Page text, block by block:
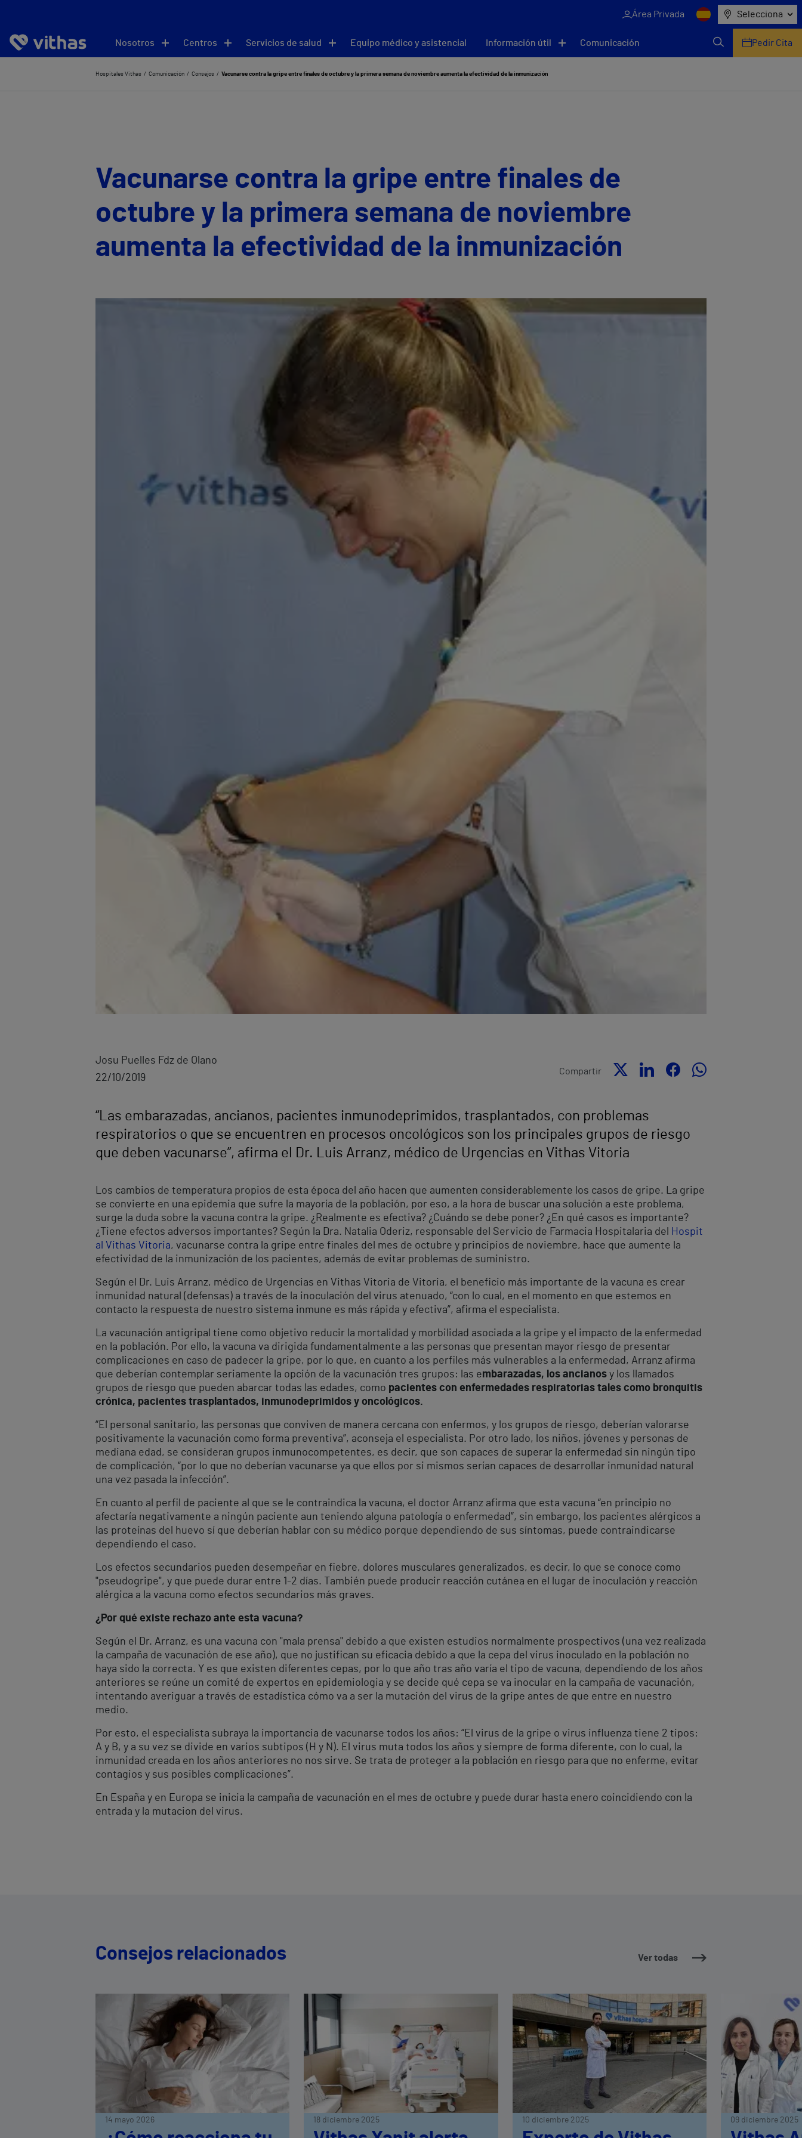
Área Privada Selecciona
Nosotros Centros Servicios de salud Equipo médico y asistencial Información útil Comunicación Pedir Cita
Hospitales Vithas Comunicación Consejos Vacunarse contra la gripe entre finales de octubre y la primera semana de noviembre aumenta la efectividad de la inmunización
Vacunarse contra la gripe entre finales de
octubre y la primera semana de noviembre
aumenta la efectividad de la inmunización
Josu Puelles Fdz de Olano
22/10/2019
Compartir
“Las embarazadas, ancianos, pacientes inmunodeprimidos, trasplantados, con problemas
respiratorios o que se encuentren en procesos oncológicos son los principales grupos de riesgo
que deben vacunarse”, afirma el Dr. Luis Arranz, médico de Urgencias en Vithas Vitoria
Los cambios de temperatura propios de esta época del año hacen que aumenten considerablemente los casos de gripe. La gripe
se convierte en una epidemia que sufre la mayoría de la población, por eso, a la hora de buscar una solución a este problema,
surge la duda sobre la vacuna contra la gripe. ¿Realmente es efectiva? ¿Cuándo se debe poner? ¿En qué casos es importante?
¿Tiene efectos adversos importantes? Según la Dra. Natalia Oderiz, responsable del Servicio de Farmacia Hospitalaria del
Hospit
al Vithas Vitoria, vacunarse contra la gripe entre finales del mes de octubre y principios de noviembre, hace que aumente la
efectividad de la inmunización de los pacientes, además de evitar problemas de suministro.
Según el Dr. Luis Arranz, médico de Urgencias en Vithas Vitoria de Vitoria, el beneficio más importante de la vacuna es crear
inmunidad natural (defensas) a través de la inoculación del virus atenuado, “con lo cual, en el momento en que estemos en
contacto la respuesta de nuestro sistema inmune es más rápida y efectiva”, afirma el especialista.
La vacunación antigripal tiene como objetivo reducir la mortalidad y morbilidad asociada a la gripe y el impacto de la enfermedad
en la población. Por ello, la vacuna va dirigida fundamentalmente a las personas que presentan mayor riesgo de presentar
complicaciones en caso de padecer la gripe, por lo que, en cuanto a los perfiles más vulnerables a la enfermedad, Arranz afirma
que deberían contemplar seriamente la opción de la vacunación tres grupos: las embarazadas, los ancianos y los llamados
grupos de riesgo que pueden abarcar todas las edades, como pacientes con enfermedades respiratorias tales como bronquitis
crónica, pacientes trasplantados, inmunodeprimidos y oncológicos.
“El personal sanitario, las personas que conviven de manera cercana con enfermos, y los grupos de riesgo, deberían valorarse
positivamente la vacunación como forma preventiva”, aconseja el especialista. Por otro lado, los niños, jóvenes y personas de
mediana edad, se consideran grupos inmunocompetentes, es decir, que son capaces de superar la enfermedad sin ningún tipo
de complicación, “por lo que no deberían vacunarse ya que ellos por si mismos serían capaces de desarrollar inmunidad natural
una vez pasada la infección”.
En cuanto al perfil de paciente al que se le contraindica la vacuna, el doctor Arranz afirma que esta vacuna “en principio no
afectaría negativamente a ningún paciente aun teniendo alguna patología o enfermedad”, sin embargo, los pacientes alérgicos a
las proteínas del huevo sí que deberían hablar con su médico porque dependiendo de sus síntomas, puede contraindicarse
dependiendo el caso.
Los efectos secundarios pueden desempeñar en fiebre, dolores musculares generalizados, es decir, lo que se conoce como
"pseudogripe", y que puede durar entre 1-2 días. También puede producir reacción cutánea en el lugar de inoculación y reacción
alérgica a la vacuna como efectos secundarios más graves.
¿Por qué existe rechazo ante esta vacuna?
Según el Dr. Arranz, es una vacuna con "mala prensa" debido a que existen estudios normalmente prospectivos (una vez realizada
la campaña de vacunación de ese año), que no justifican su eficacia debido a que la cepa del virus inoculado en la población no
haya sido la correcta. Y es que existen diferentes cepas, por lo que año tras año varía el tipo de vacuna, dependiendo de los años
anteriores se reúne un comité de expertos en epidemiologia y se decide qué cepa se va inocular en la campaña de vacunación,
intentando averiguar a través de estadística cómo va a ser la mutación del virus de la gripe antes de que entre en nuestro
medio.
Por esto, el especialista subraya la importancia de vacunarse todos los años: “El virus de la gripe o virus influenza tiene 2 tipos:
A y B, y a su vez se divide en varios subtipos (H y N). El virus muta todos los años y siempre de forma diferente, con lo cual, la
inmunidad creada en los años anteriores no nos sirve. Se trata de proteger a la población en riesgo para que no enferme, evitar
contagios y sus posibles complicaciones”.
En España y en Europa se inicia la campaña de vacunación en el mes de octubre y puede durar hasta enero coincidiendo con la
entrada y la mutacion del virus.
Consejos relacionados Ver todas
14 mayo 2026 18 diciembre 2025 10 diciembre 2025 09 diciembre 2025